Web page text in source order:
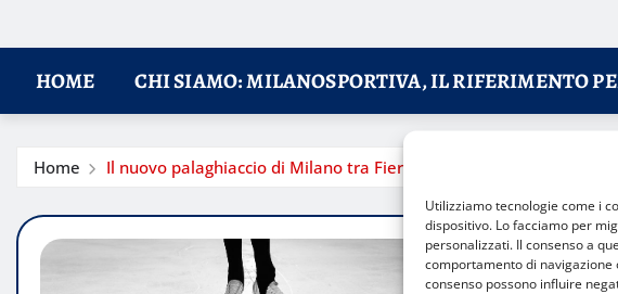
Utilizziamo tecnologie come i
dispositivo. Lo facciamo per
personalizzati. Il consenso a
comportamento di navigazione
consenso possono influire
HOME CHI SIAMO: MILANOSPORTIVA, IL RIFERIMENTO
Home Il nuovo palaghiaccio di Milano tra Fiera e città: il nodo del dopo